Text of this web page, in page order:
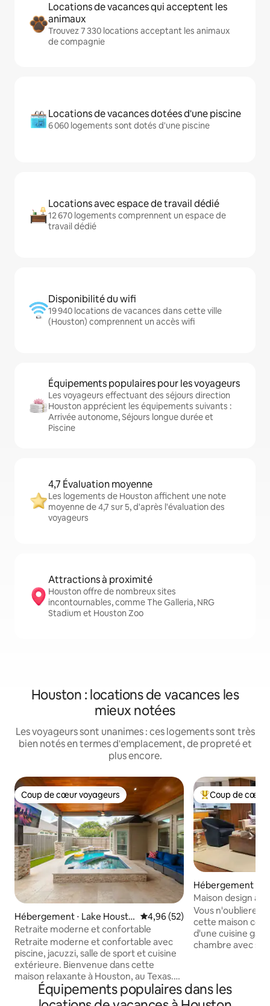
Locations de vacances qui acceptent les
animaux
Trouvez 7 330 locations acceptant les animaux
de compagnie
Locations de vacances dotées d'une piscine
6 060 logements sont dotés d'une piscine
Locations avec espace de travail dédié
12 670 logements comprennent un espace de
travail dédié
Disponibilité du wifi
19 940 locations de vacances dans cette ville
(Houston) comprennent un accès wifi
Équipements populaires pour les voyageurs
Les voyageurs effectuant des séjours direction
Houston apprécient les équipements suivants :
Arrivée autonome, Séjours longue durée et
Piscine
4,7 Évaluation moyenne
Les logements de Houston affichent une note
moyenne de 4,7 sur 5, d'après l'évaluation des
voyageurs
Attractions à proximité
Houston offre de nombreux sites
incontournables, comme The Galleria, NRG
Stadium et Houston Zoo
Houston : locations de vacances les
mieux notées
Les voyageurs sont unanimes : ces logements sont très
bien notés en termes d'emplacement, de propreté et
plus encore.
Coup de cœur voyageurs
Coup de cœur voyageurs
Hébergement ⋅ Lake Housto
n
Évaluation moyenne sur la
4,96 (52)
Retraite moderne et confortable
Retraite moderne et confortable avec
piscine, jacuzzi, salle de sport et cuisine
extérieure. Bienvenue dans cette
maison relaxante à Houston, au Texas.
Cette belle maison de 4 chambres et
2 salles de bain est parfaite pour les
Coups de cœur
Coup de cœur
Hébergement ⋅
Maison design
dans le quartier
Vous n'oublierez
cette maison
d'une cuisine
chambre avec
un repas dans la
extérieure ou
Équipements populaires dans les